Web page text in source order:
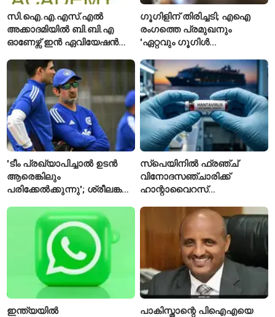
സി.ഐ.എ.എസ്.എൽ
അക്കാദമിയിൽ ബി.ബി.എ
ഓണേഴ്സ് ഇൻ ഏവിയേഷൻ
ഈമാസം 12 വരെ
ഗൂഗിളിന് തിരിച്ചടി; എഐ
രംഗത്തെ പ്രമുഖനും
'ഏറ്റവും ഗൂഗിൾ
വിശേഷിപ്പിക്കപ്പെട്ട
ഗവേഷകൻ രാജിവെച്ചു
'ടീം പ്രഖ്യാപിച്ചാൽ ഉടൻ
ആരെങ്കിലും
പരിക്കേൽക്കുന്നു'; ശ്രീലങ്കൻ
ടീമിനെ കുറിച്ച് മുൻതാരം
സ്പെയിനിൽ ഫ്രഞ്ച്
വിനോദസഞ്ചാരിക്ക്
ഹാന്റാവൈറസ്
ഐസൊലേഷനിൽ
പ്രവേശിപ്പിച്ചു
ഇന്ത്യയിൽ
പാകിസ്താന്റെ പിഐഎയെ